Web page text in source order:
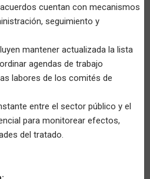
cuentan con mecanismos
seguimiento y
mantener actualizada la lista
agendas de trabajo
labores de los comités de
entre el sector público y el
para monitorear efectos,
del tratado.